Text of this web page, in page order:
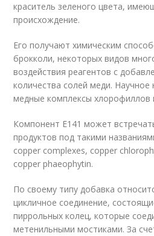
краситель зеленого цвета,
происхождение.
Его получают химическим
брокколи, некоторых видов
воздействия реагентов с
количества солей меди.
медные комплексы хлорофиллов
Компонент Е141 может
продуктов под такими
copper complexes, copper
copper phaeophytin.
По своему типу добавка
цикличное соединение,
пиррольных колец, которые
метенильными мостиками. За